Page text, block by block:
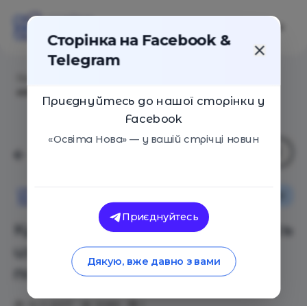
Кремниевая долина пыталась
изменить школы. Ничего не
получилось
Сторінка на Facebook &
Telegram
Приєднуйтесь до нашої сторінки у
Facebook
«Освіта Нова» — у вашій стрічці новин
Приєднуйтесь
Дякую, вже давно з вами